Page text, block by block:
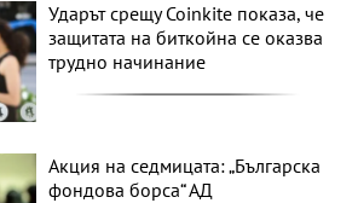
Ударът срещу Coinkite показа, че
защитата на биткойна се оказва
трудно начинание
Акция на седмицата: „Българска
фондова борса“ АД